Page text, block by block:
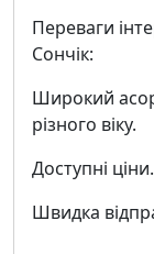
Переваги
Сончік:
Широкий
різного віку.
Доступні ціни.
Швидка